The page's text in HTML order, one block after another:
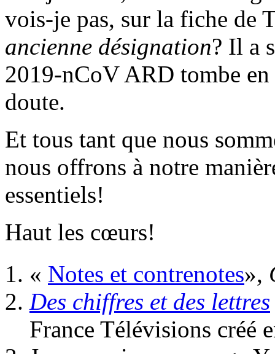
vois-je pas, sur la fiche de
ancienne désignation? Il a
2019-nCoV ARD tombe
doute.
Et tous tant que nous
nous offrons à notre
essentiels!
Haut les cœurs!
« Notes et contrenotes»,
Des chiffres et des lettres
France Télévisions créé